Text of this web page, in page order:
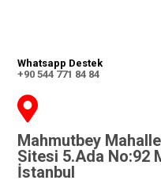
Whatsapp Destek
+90 544 771 84 84
Mahmutbey
Sitesi 5.Ada No:92
İstanbul